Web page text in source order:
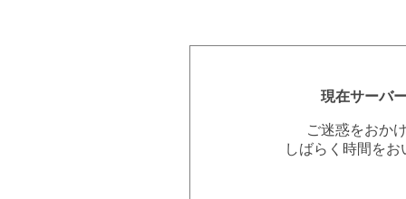
現在サーバ
ご迷惑をおか
しばらく時間を